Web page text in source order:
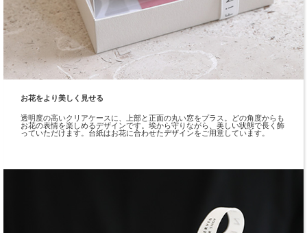
お花をより美しく見せる
透明度の高いクリアケースに、上部と正面の丸い窓をプラス。どの角度からも
お花の表情を楽しめるデザインです。埃から守りながら、美しい状態で長く飾
っていただけます。台紙はお花に合わせたデザインをご用意しています。